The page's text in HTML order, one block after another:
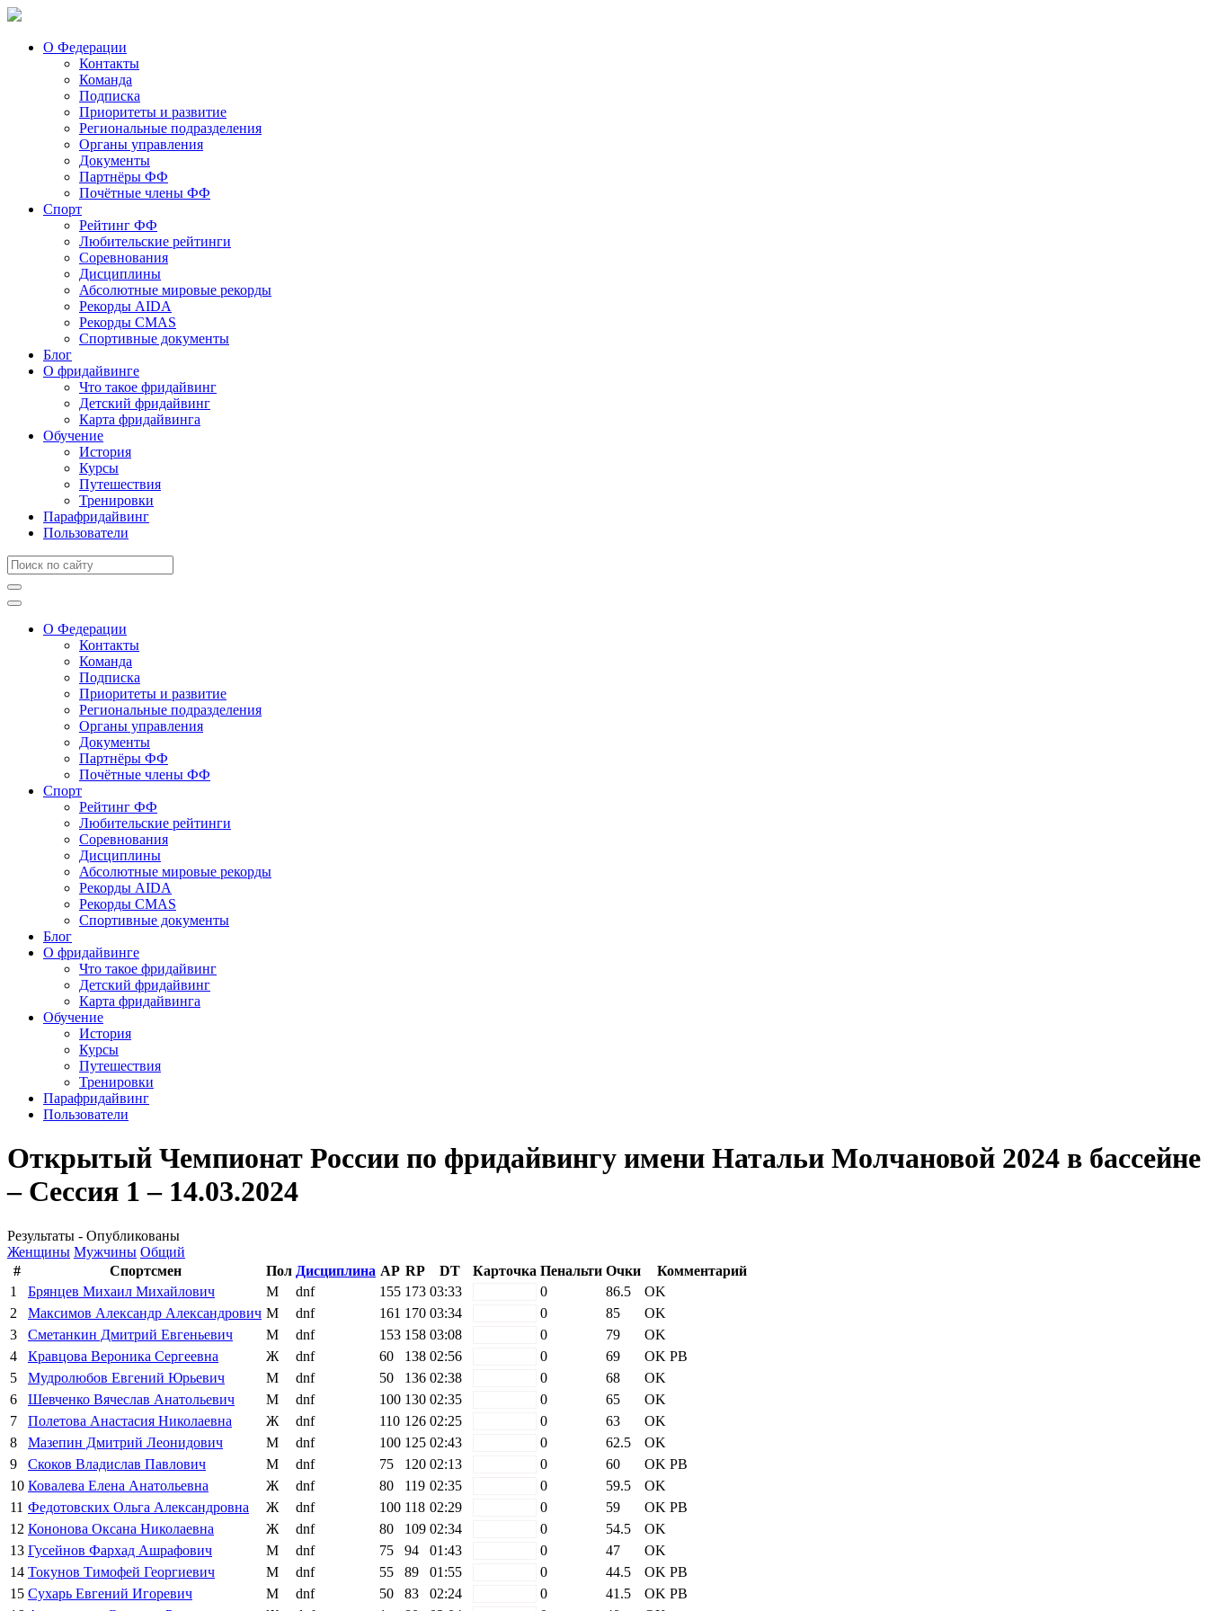
О Федерации
Контакты
Команда
Подписка
Приоритеты и развитие
Региональные подразделения
Органы управления
Документы
Партнёры ФФ
Почётные члены ФФ
Спорт
Рейтинг ФФ
Любительские рейтинги
Соревнования
Дисциплины
Абсолютные мировые рекорды
Рекорды AIDA
Рекорды CMAS
Спортивные документы
Блог
О фридайвинге
Что такое фридайвинг
Детский фридайвинг
Карта фридайвинга
Обучение
История
Курсы
Путешествия
Тренировки
Парафридайвинг
Пользователи
О Федерации
Контакты
Команда
Подписка
Приоритеты и развитие
Региональные подразделения
Органы управления
Документы
Партнёры ФФ
Почётные члены ФФ
Спорт
Рейтинг ФФ
Любительские рейтинги
Соревнования
Дисциплины
Абсолютные мировые рекорды
Рекорды AIDA
Рекорды CMAS
Спортивные документы
Блог
О фридайвинге
Что такое фридайвинг
Детский фридайвинг
Карта фридайвинга
Обучение
История
Курсы
Путешествия
Тренировки
Парафридайвинг
Пользователи
Открытый Чемпионат России по фридайвингу имени Натальи Молчановой 2024 в бассейне
– Сессия 1 – 14.03.2024
Результаты - Опубликованы
Женщины Мужчины Общий
#
Спортсмен Пол Дисциплина AP RP DT Карточка Пенальти Очки
Комментарий
1
Брянцев Михаил Михайлович М dnf 155 173 03:33 0 86.5
OK
2
Максимов Александр Александрович М dnf 161 170 03:34 0 85
OK
3
Сметанкин Дмитрий Евгеньевич М dnf 153 158 03:08 0 79
OK
4
Кравцова Вероника Сергеевна Ж dnf 60 138 02:56 0 69 OK PB
5
Мудролюбов Евгений Юрьевич М dnf 50 136 02:38 0 68
OK
6
Шевченко Вячеслав Анатольевич М dnf 100 130 02:35 0 65
OK
7
Полетова Анастасия Николаевна Ж dnf 110 126 02:25 0 63
OK
8
Мазепин Дмитрий Леонидович М dnf 100 125 02:43 0 62.5
OK
9
Скоков Владислав Павлович М dnf 75 120 02:13 0 60 OK PB
10 Ковалева Елена Анатольевна Ж dnf 80 119 02:35 0 59.5
OK
11 Федотовских Ольга Александровна Ж dnf 100 118 02:29 0 59 OK PB
12 Кононова Оксана Николаевна Ж dnf 80 109 02:34 0 54.5
OK
13 Гусейнов Фархад Ашрафович М dnf 75 94 01:43 0 47
OK
14 Токунов Тимофей Георгиевич М dnf 55 89 01:55 0 44.5 OK PB
15 Сухарь Евгений Игоревич М dnf 50 83 02:24 0 41.5 OK PB